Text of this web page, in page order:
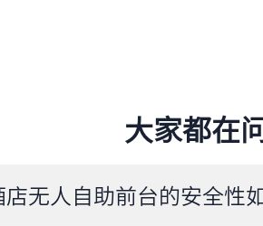
大家都在
店无人自助前台的安全性